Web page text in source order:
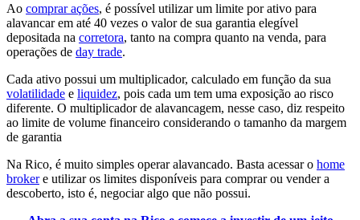
Ao comprar ações, é possível utilizar um limite por ativo para
alavancar em até 40 vezes o valor de sua garantia elegível
depositada na corretora, tanto na compra quanto na venda, para
operações de day trade.
Cada ativo possui um multiplicador, calculado em função da sua
volatilidade e liquidez, pois cada um tem uma exposição ao risco
diferente. O multiplicador de alavancagem, nesse caso, diz respeito
ao limite de volume financeiro considerando o tamanho da margem
de garantia
Na Rico, é muito simples operar alavancado. Basta acessar o home
brokere utilizar os limites disponíveis para comprar ou vender a
descoberto, isto é, negociar algo que não possui.